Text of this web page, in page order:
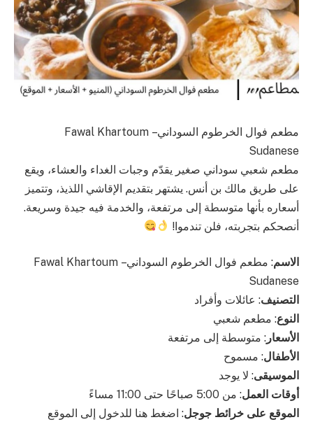
مطعم فوال الخرطوم السوداني – Fawal Khartoum
Sudanese
مطعم شعبي سوداني صغير يقدّم وجبات الغداء والعشاء، ويقع
على طريق مالك بن أنس. يشتهر بتقديم الإقاشي اللذيذ، وتتميز
أسعاره بأنها متوسطة إلى مرتفعة، والخدمة فيه جيدة وسريعة.
أنصحكم بتجربته، فلن تندموا!
الاسم
: مطعم فوال الخرطوم السوداني – Fawal Khartoum
Sudanese
التصنيف: عائلات وأفراد
النوع: مطعم شعبي
الأسعار : متوسطة إلى مرتفعة
الأطفال: مسموح
الموسيقى: لا يوجد
أوقات العمل: من 5:00 صباحًا حتى 11:00 مساءً
الموقع على خرائط جوجل: اضغط هنا للدخول إلى الموقع